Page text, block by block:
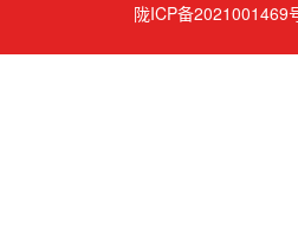
陇ICP备2021001469